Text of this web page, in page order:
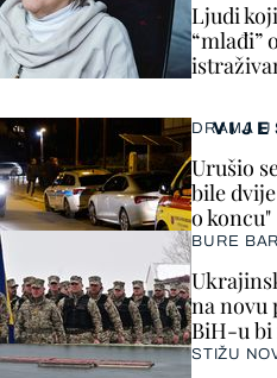
DRAMA U
Urušio
bile
o koncu"
BURE
na novu
BiH-u bi
STIŽU
Ljudi
“mlađi”